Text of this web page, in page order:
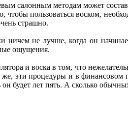
салонным методам может
пользоваться воском,
страшно.
ничем не лучше, когда он
ощущения.
и воска в том, что
эти процедуры и в финансовом
будет лет пять. А сколько